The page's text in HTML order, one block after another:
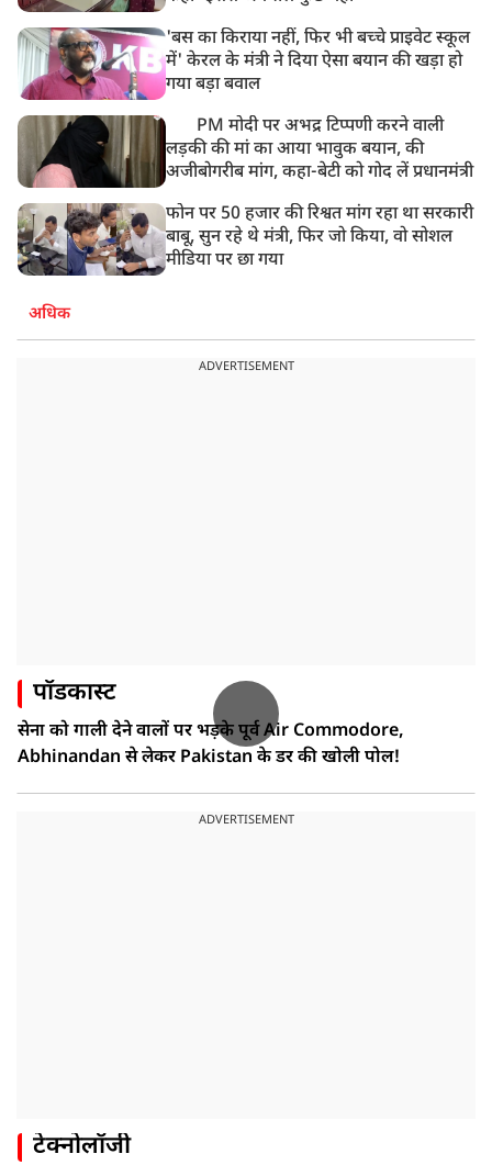
'बस का किराया नहीं, फिर भी बच्चे प्राइवेट स्कूल
में' केरल के मंत्री ने दिया ऐसा बयान की खड़ा हो
गया बड़ा बवाल
PM मोदी पर अभद्र टिप्पणी करने वाली
लड़की की मां का आया भावुक बयान, की
अजीबोगरीब मांग, कहा-बेटी को गोद लें प्रधानमंत्री
फोन पर 50 हजार की रिश्वत मांग रहा था सरकारी
बाबू, सुन रहे थे मंत्री, फिर जो किया, वो सोशल
मीडिया पर छा गया
अधिक
ADVERTISEMENT
पॉडकास्ट
सेना को गाली देने वालों पर भड़के पूर्व Air Commodore,
Abhinandan से लेकर Pakistan के डर की खोली पोल!
ADVERTISEMENT
टेक्नोलॉजी